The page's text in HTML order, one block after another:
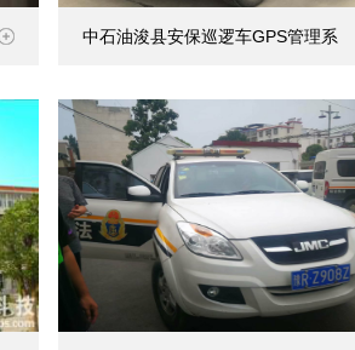
中石油浚县安保巡逻车GPS管理系